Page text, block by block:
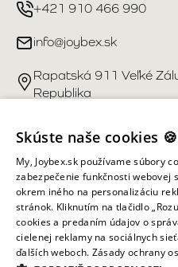
+421 910 466 990
info@joybex.sk
Rapatská 911 Veľké
Republika
Užitočné odkazy
Účet
Informácie
Skúste naše cookies 🍪
My, Joybex.sk používame súbory
zabezpečenie funkčnosti webovej
okrem iného na personalizáciu
stránok. Kliknutím na tlačidlo
cookies a predaním údajov o
cielenej reklamy na sociálnych
ďalších weboch. Zásady ochrany